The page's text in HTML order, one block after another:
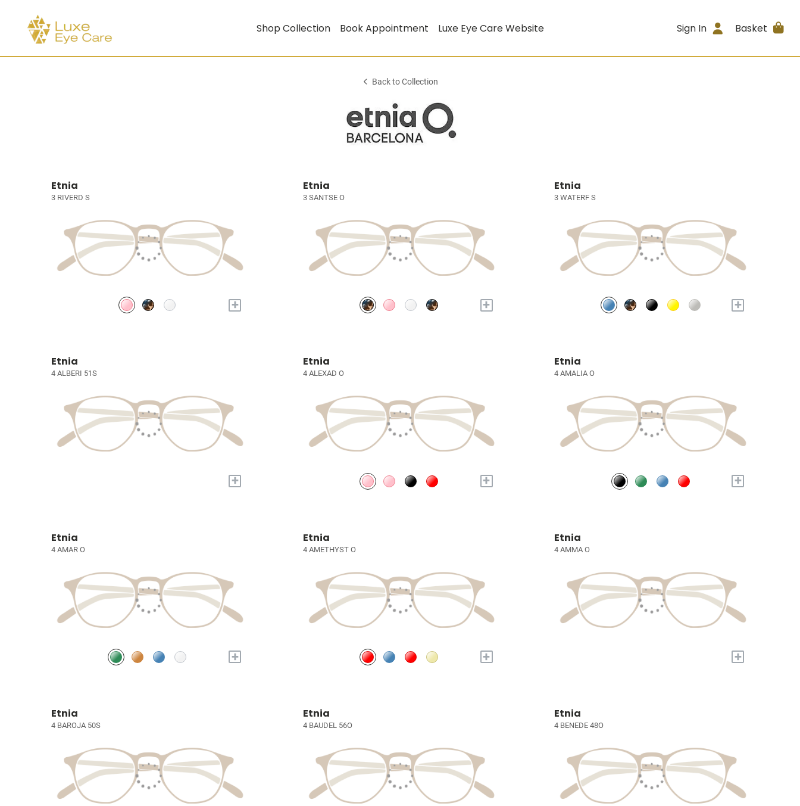
Shop Collection Book Appointment Luxe Eye Care Website Sign In Basket
Back to Collection
Etnia
3 RIVERD S
+
Etnia
3 SANTSE O
+
Etnia
3 WATERF S
+
Etnia
4 ALBERI 51S
+
Etnia
4 ALEXAD O
+
Etnia
4 AMALIA O
+
Etnia
4 AMAR O
+
Etnia
4 AMETHYST O
+
Etnia
4 AMMA O
+
Etnia
4 BAROJA 50S
Etnia
4 BAUDEL 56O
Etnia
4 BENEDE 48O